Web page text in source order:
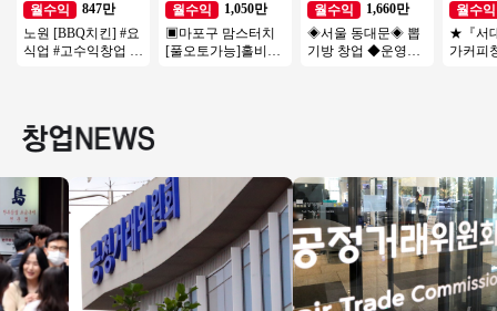
월수익
847만
노원 [BBQ치킨] #요
식업 #고수익창업 #
월수익
1,050만
▣마포구 맘스터치
[풀오토가능]홀비중
월수익
1,660만
◈서울 동대문◈ 뽑
기방 창업 ◆운영쉬
월수익
★『서
가커피